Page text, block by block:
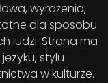
wyrażenia,
dla sposobu
ludzi. Strona ma
stylu
w kulturze.